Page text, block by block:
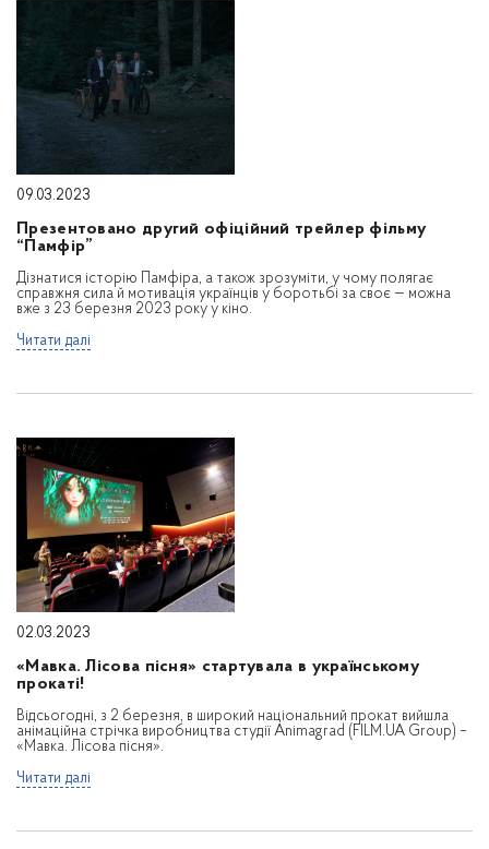
09.03.2023
Презентовано другий офіційний трейлер фільму
“Памфір”
Дізнатися історію Памфіра, а також зрозуміти, у чому полягає
справжня сила й мотивація українців у боротьбі за своє — можна
вже з 23 березня 2023 року у кіно.
Читати далі
02.03.2023
«Мавка. Лісова пісня» стартувала в українському
прокаті!
Відсьогодні, з 2 березня, в широкий національний прокат вийшла
анімаційна стрічка виробництва студії Animagrad (FILM.UA Group) –
«Мавка. Лісова пісня».
Читати далі